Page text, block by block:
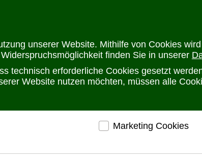
unserer Website. Mithilfe von Cookies
finden Sie in unserer
technisch erforderliche Cookies gesetzt
Website nutzen möchten, müssen alle
und die Website
Marketing Cookies
individuelle Angebote und
PRODUKTE